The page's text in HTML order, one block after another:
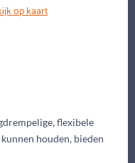
op kaart
flexibele
houden, bieden